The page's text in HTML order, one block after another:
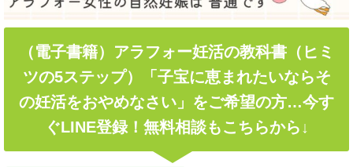
（電子書籍）アラフォー妊活の教科書（ヒミ
ツの5ステップ）「子宝に恵まれたいならそ
の妊活をおやめなさい」をご希望の方…今す
ぐLINE登録！無料相談もこちらから↓